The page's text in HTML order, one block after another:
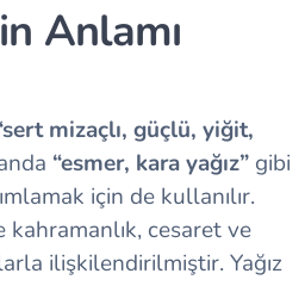
Anlamı
mizaçlı, güçlü, yiğit,
“esmer, kara yağız” gibi
için de kullanılır.
cesaret ve
ilişkilendirilmiştir. Yağız